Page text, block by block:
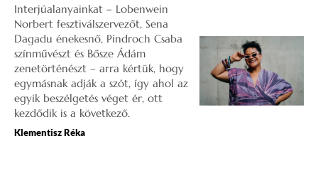
Interjúalanyainkat – Lobenwein
Norbert fesztiválszervezőt, Sena
Dagadu énekesnő, Pindroch Csaba
színművészt és Bősze Ádám
zenetörténészt – arra kértük, hogy
egymásnak adják a szót, így ahol az
egyik beszélgetés véget ér, ott
kezdődik is a következő.
Klementisz Réka